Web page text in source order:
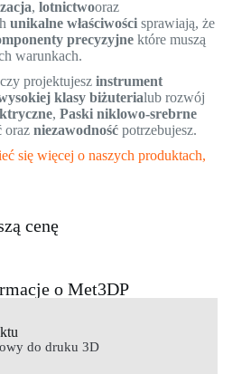
, lotnictwooraz
unikalne właściwościsprawiają, że
precyzyjnektóre muszą
warunkach.
projektujesz instrument
klasy biżuterialub rozwój
, Paski niklowo-srebrne
oraz niezawodnośćpotrzebujesz.
się więcej o naszych produktach,
cenę
o Met3DP
do druku 3D